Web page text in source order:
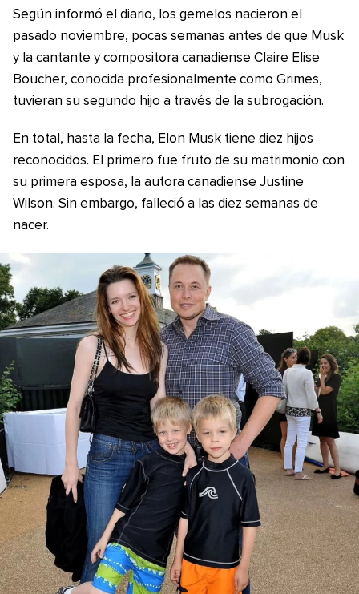
Según informó el diario, los gemelos nacieron el
pasado noviembre, pocas semanas antes de que Musk
y la cantante y compositora canadiense Claire Elise
Boucher, conocida profesionalmente como Grimes,
tuvieran su segundo hijo a través de la subrogación.
En total, hasta la fecha, Elon Musk tiene diez hijos
reconocidos. El primero fue fruto de su matrimonio con
su primera esposa, la autora canadiense Justine
Wilson. Sin embargo, falleció a las diez semanas de
nacer.